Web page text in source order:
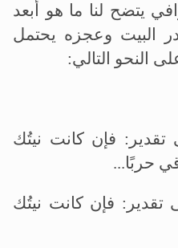
يتضح لنا ما هو أبعد
البيت وعجزه يحتمل
النحو التالي:
تقدير: فإن كانت نيتُك
حربًا...
تقدير: فإن كانت نيتُك